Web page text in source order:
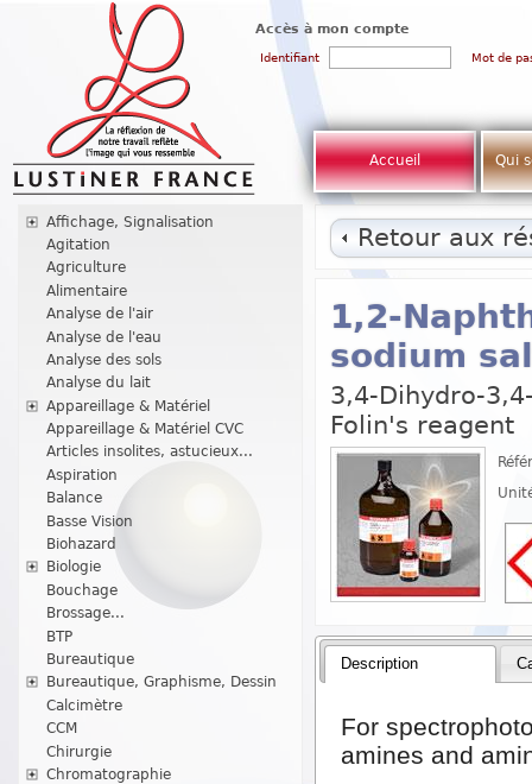
Accès à mon compte
Identifiant Mot de
Accueil Qui
Affichage, Signalisation
Agitation
Agriculture
Alimentaire
Analyse de l'air
Analyse de l'eau
Analyse des sols
Analyse du lait
Appareillage & Matériel
Appareillage & Matériel CVC
Articles insolites, astucieux...
Aspiration
Balance
Basse Vision
Biohazard
Biologie
Bouchage
Brossage...
BTP
Bureautique
Bureautique, Graphisme, Dessin
Calcimètre
CCM
Chirurgie
Chromatographie
Retour aux
1,2-
sodium
3,4-Dihydro-
Folin's reagent
Description
For
amines and